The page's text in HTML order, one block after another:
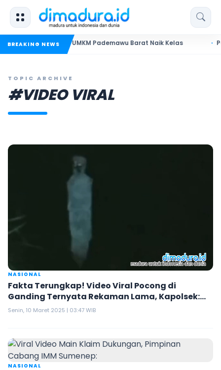
BREAKING NEWS
Dorong UMKM Pademawu Barat Naik Kelas
TOPIC ARCHIVE
#VIDEO VIRAL
NASIONAL
Fakta Terungkap! Video Viral Pocong di
Ganding Ternyata Rekaman Lama, Kapolsek:
Jangan Mudah Terprovokasi
Senin, 10 Maret 2025 | 03:47 WIB
NASIONAL